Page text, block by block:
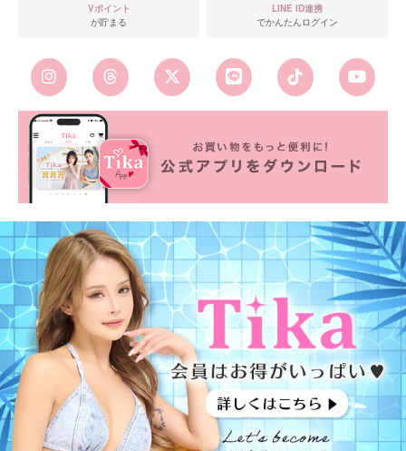
Vポイント
が貯まる
LINE ID連携
でかんたんログイン